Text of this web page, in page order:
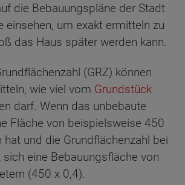
die Bebauungspläne der Stadt
einsehen, um exakt ermitteln zu
das Haus später werden kann.
(GRZ) können
wie viel vom Grundstück
darf. Wenn das unbebaute
Fläche von beispielsweise 450
hat und die Grundflächenzahl bei
eine Bebauungsfläche von
(450 x 0,4).